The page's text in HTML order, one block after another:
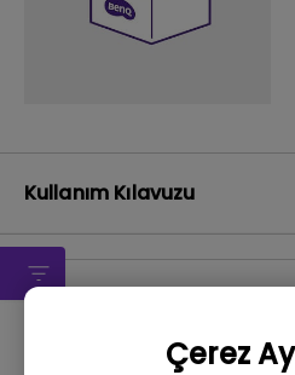
Çerez
Kullanım Kılavuzu
Regulatory